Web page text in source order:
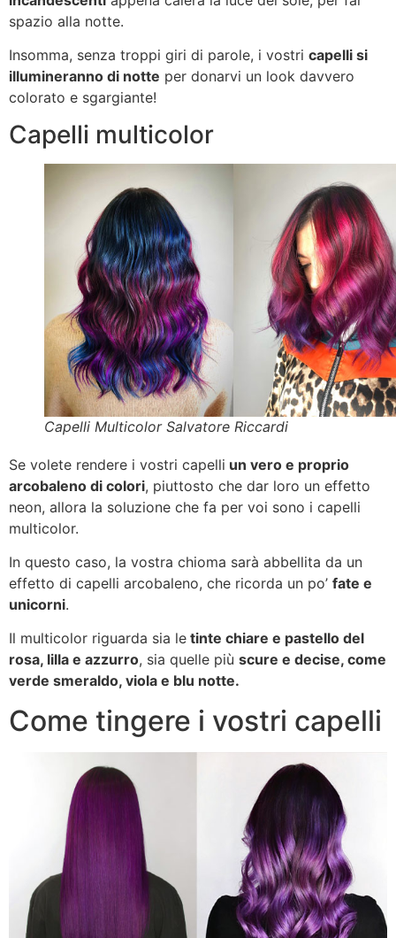
spazio alla notte.
Insomma, senza troppi giri di parole, i vostri capelli si
illumineranno di notte per donarvi un look davvero
colorato e sgargiante!
Capelli multicolor
Capelli Multicolor Salvatore Riccardi
Se volete rendere i vostri capelli un vero e proprio
arcobaleno di colori, piuttosto che dar loro un effetto
neon, allora la soluzione che fa per voi sono i capelli
multicolor.
In questo caso, la vostra chioma sarà abbellita da un
effetto di capelli arcobaleno, che ricorda un po’ fate e
unicorni.
Il multicolor riguarda sia le tinte chiare e pastello del
rosa, lilla e azzurro, sia quelle più scure e decise, come
verde smeraldo, viola e blu notte.
Come tingere i vostri capelli